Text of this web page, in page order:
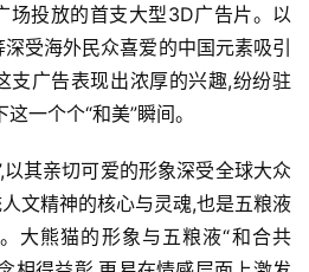
场投放的首支大型3D广告片。以
受海外民众喜爱的中国元素吸引
支广告表现出浓厚的兴趣,纷纷驻
一个个“和美”瞬间。
以其亲切可爱的形象深受全球大众
文精神的核心与灵魂,也是五粮液
大熊猫的形象与五粮液“和合共